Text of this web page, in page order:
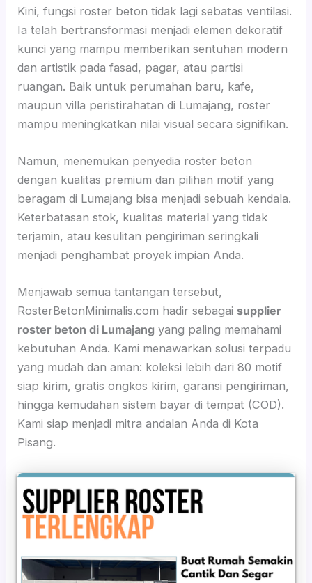
Kini, fungsi roster beton tidak lagi sebatas ventilasi.
Ia telah bertransformasi menjadi elemen dekoratif
kunci yang mampu memberikan sentuhan modern
dan artistik pada fasad, pagar, atau partisi
ruangan. Baik untuk perumahan baru, kafe,
maupun villa peristirahatan di Lumajang, roster
mampu meningkatkan nilai visual secara signifikan.
Namun, menemukan penyedia roster beton
dengan kualitas premium dan pilihan motif yang
beragam di Lumajang bisa menjadi sebuah kendala.
Keterbatasan stok, kualitas material yang tidak
terjamin, atau kesulitan pengiriman seringkali
menjadi penghambat proyek impian Anda.
Menjawab semua tantangan tersebut,
RosterBetonMinimalis.com hadir sebagai supplier
roster beton di Lumajang yang paling memahami
kebutuhan Anda. Kami menawarkan solusi terpadu
yang mudah dan aman: koleksi lebih dari 80 motif
siap kirim, gratis ongkos kirim, garansi pengiriman,
hingga kemudahan sistem bayar di tempat (COD).
Kami siap menjadi mitra andalan Anda di Kota
Pisang.